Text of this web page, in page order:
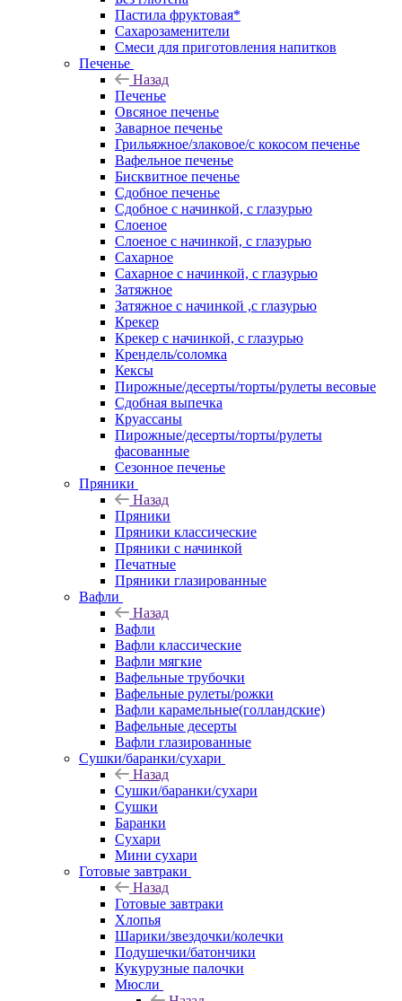
Пастила фруктовая*
Сахарозаменители
Смеси для приготовления напитков
Печенье
Назад
Печенье
Овсяное печенье
Заварное печенье
Грильяжное/злаковое/с кокосом печенье
Вафельное печенье
Бисквитное печенье
Сдобное печенье
Сдобное с начинкой, с глазурью
Слоеное
Слоеное с начинкой, с глазурью
Сахарное
Сахарное с начинкой, с глазурью
Затяжное
Затяжное с начинкой ,с глазурью
Крекер
Крекер с начинкой, с глазурью
Крендель/соломка
Кексы
Пирожные/десерты/торты/рулеты весовые
Сдобная выпечка
Круассаны
Пирожные/десерты/торты/рулеты
фасованные
Сезонное печенье
Пряники
Назад
Пряники
Пряники классические
Пряники с начинкой
Печатные
Пряники глазированные
Вафли
Назад
Вафли
Вафли классические
Вафли мягкие
Вафельные трубочки
Вафельные рулеты/рожки
Вафли карамельные(голландские)
Вафельные десерты
Вафли глазированные
Сушки/баранки/сухари
Назад
Сушки/баранки/сухари
Сушки
Баранки
Сухари
Мини сухари
Готовые завтраки
Назад
Готовые завтраки
Хлопья
Шарики/звездочки/колечки
Подушечки/батончики
Кукурузные палочки
Мюсли